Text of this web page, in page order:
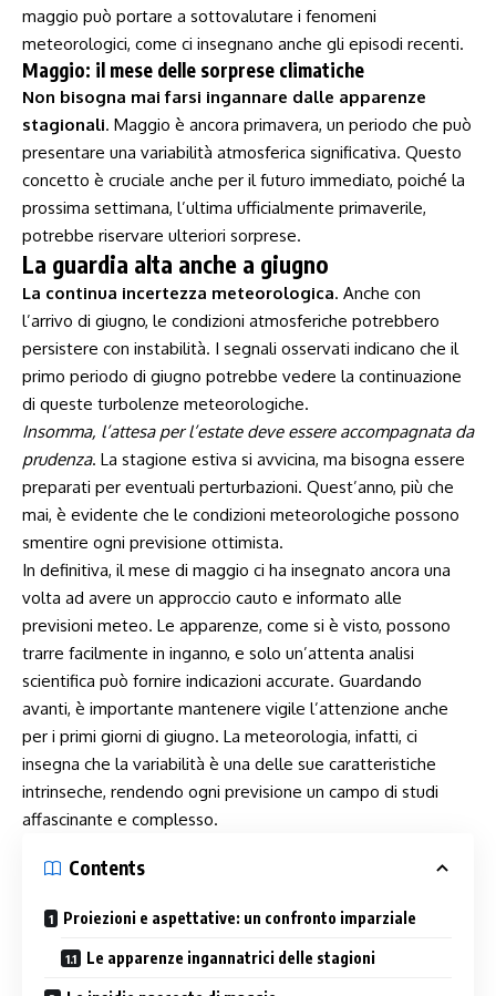
maggio può ⁤portare ⁣a ‌sottovalutare i fenomeni
meteorologici, come ci insegnano anche gli episodi recenti.
Maggio: il mese delle sorprese climatiche
Non bisogna mai farsi ⁣ingannare dalle apparenze
stagionali. Maggio è ancora primavera,‌ un periodo che può
presentare una variabilità atmosferica significativa.⁢ Questo
concetto è cruciale anche per il futuro immediato, poiché la
⁤prossima settimana, l’ultima ufficialmente‍ primaverile,
potrebbe riservare ulteriori⁢ sorprese.
La guardia alta‍ anche a giugno
La continua incertezza meteorologica. Anche ⁤con
l’arrivo di giugno, le ⁤condizioni atmosferiche potrebbero
persistere con⁤ instabilità. I segnali osservati indicano⁢ che il
primo periodo di giugno ​potrebbe vedere⁢ la continuazione
di queste turbolenze meteorologiche.
Insomma, l’attesa per⁤ l’estate ⁣deve essere ⁢accompagnata da‍
prudenza. La ⁢stagione estiva‌ si avvicina,​ ma bisogna essere
preparati per eventuali perturbazioni. Quest’anno, ​più che
‌mai, è evidente che le condizioni meteorologiche possono
smentire ogni previsione ottimista.
In ‌definitiva, il mese di maggio ci ‍ha insegnato ancora‌ una
volta ad avere un ‌approccio cauto e ⁢informato alle
previsioni meteo.⁣ Le apparenze, come si‍ è visto, possono
trarre facilmente ⁢in inganno, e solo un’attenta analisi
scientifica può fornire indicazioni accurate.​ Guardando
avanti, è importante mantenere vigile l’attenzione ‌anche
per i primi giorni di giugno.⁢ La meteorologia,⁣ infatti, ⁢ci‌
insegna che la variabilità ‍è una delle sue caratteristiche⁤
intrinseche,⁤ rendendo​ ogni previsione un campo ‍di studi
affascinante​ e complesso.
Contents
Proiezioni e aspettative: un confronto imparziale
Le apparenze ingannatrici delle stagioni